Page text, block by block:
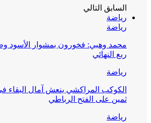
السابق التالي
رياضة
رياضة
محمد وهبي: فخورون بمشوار الأسود
ربع النهائي
رياضة
الكوكب المراكشي ينعش آمال البقاء
ثمين على الفتح الرباطي
رياضة